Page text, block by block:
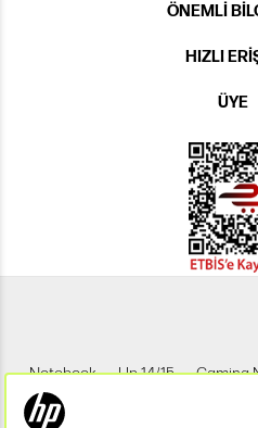
ÖNEMLI
HIZLI
ÜYE
Notebook Hp 14/15 Gaming
Pavilion Gaming